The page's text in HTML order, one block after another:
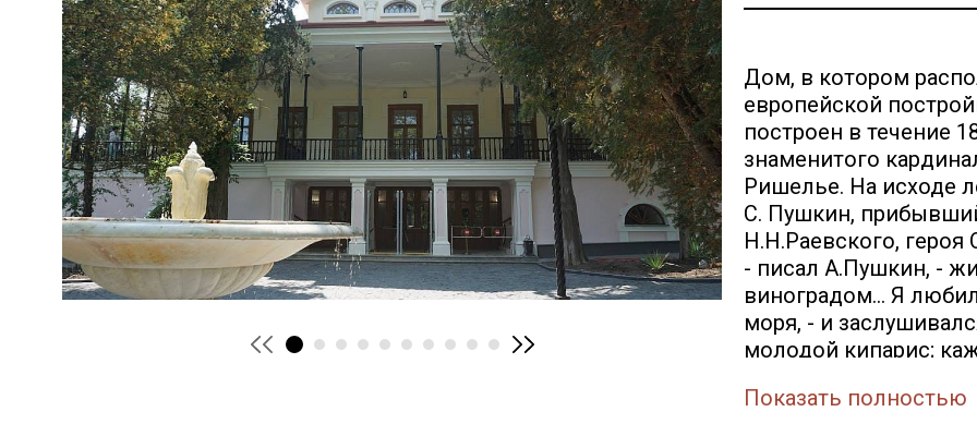
Дом, в котором
европейской
построен в течение
знаменитого
Ришелье. На исходе
С. Пушкин,
Н.Н.Раевского, героя
- писал А.Пушкин, -
виноградом… Я
моря, - и
молодой кипарис;
впечатлением
Показать полностью